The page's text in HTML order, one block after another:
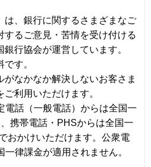
は、銀行に関するさまざまなご
するご意見・苦情を受け付ける
行協会が運営しています。
す。
がなかなか解決しないお客さま
利用いただけます。
電話（一般電話）からは全国一
携帯電話・PHSからは全国一
おかけいただけます。公衆電
律課金が適用されません。